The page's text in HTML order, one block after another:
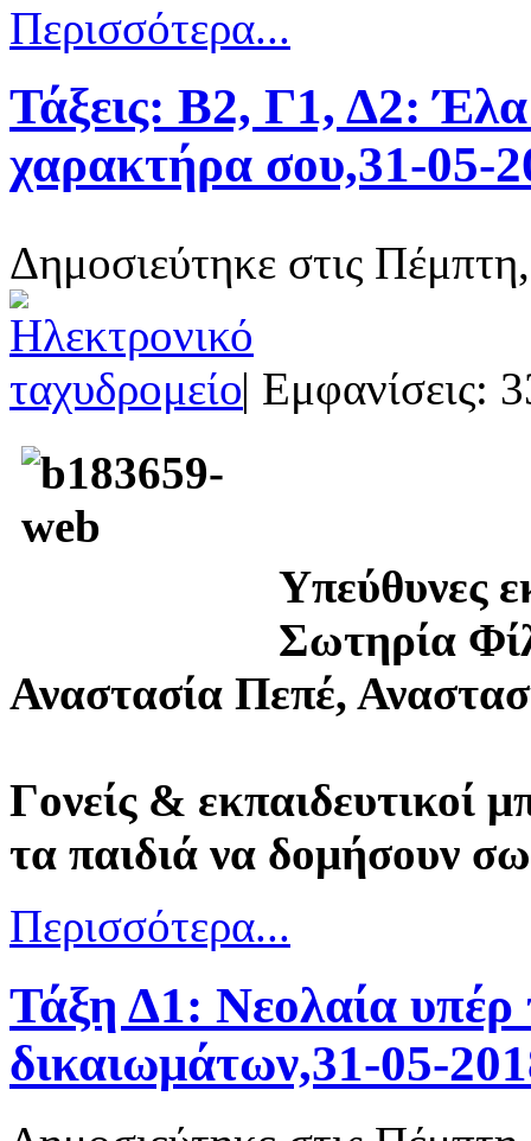
Περισσότερα...
Τάξεις: Β2, Γ1, Δ2: Έλα
χαρακτήρα σου,31-05-
Δημοσιεύτηκε στις
| Εμφανίσεις:
Υπεύθυνες
Σωτηρία
Αναστασία Πεπέ,
Γονείς & εκπαιδευτικοί
τα παιδιά να δομήσουν
Περισσότερα...
Τάξη Δ1: Νεολαία
δικαιωμάτων,31-05-